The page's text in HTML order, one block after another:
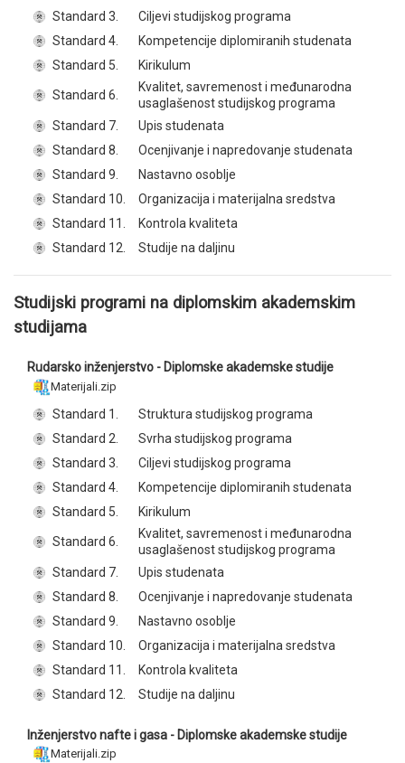
Standard 3.
Ciljevi studijskog programa
Standard 4.
Kompetencije diplomiranih studenata
Standard 5.
Kirikulum
Standard 6.
Kvalitet, savremenost i međunarodna
usaglašenost studijskog programa
Standard 7.
Upis studenata
Standard 8.
Ocenjivanje i napredovanje studenata
Standard 9.
Nastavno osoblje
Standard 10.
Organizacija i materijalna sredstva
Standard 11.
Kontrola kvaliteta
Standard 12.
Studije na daljinu
Studijski programi na diplomskim akademskim
studijama
Rudarsko inženjerstvo - Diplomske akademske studije
Materijali.zip
Standard 1.
Struktura studijskog programa
Standard 2.
Svrha studijskog programa
Standard 3.
Ciljevi studijskog programa
Standard 4.
Kompetencije diplomiranih studenata
Standard 5.
Kirikulum
Standard 6.
Kvalitet, savremenost i međunarodna
usaglašenost studijskog programa
Standard 7.
Upis studenata
Standard 8.
Ocenjivanje i napredovanje studenata
Standard 9.
Nastavno osoblje
Standard 10.
Organizacija i materijalna sredstva
Standard 11.
Kontrola kvaliteta
Standard 12.
Studije na daljinu
Inženjerstvo nafte i gasa - Diplomske akademske studije
Materijali.zip